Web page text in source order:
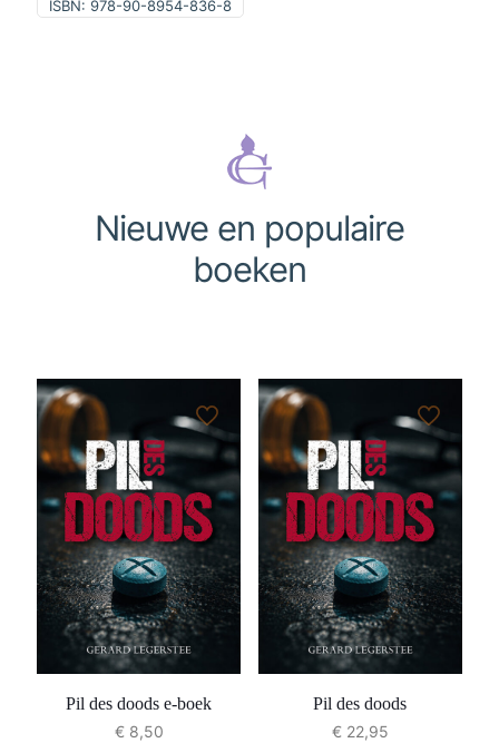
ISBN: 978-90-8954-836-8
Nieuwe en populaire
boeken
Pil des doods e-boek
€8,50
Pil des doods
€22,95